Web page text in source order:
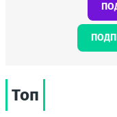
Топ